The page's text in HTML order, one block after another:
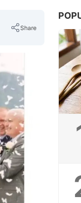
Share
Copy Link